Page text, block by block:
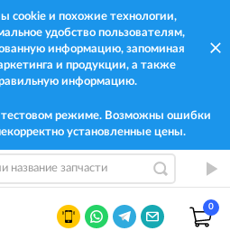
cookie и похожие технологии,
удобство пользователям,
информацию, запоминая
и продукции, а также
информацию.
тестовом режиме. Возможны ошибки
установленные цены.
0